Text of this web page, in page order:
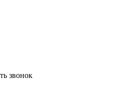
звонок